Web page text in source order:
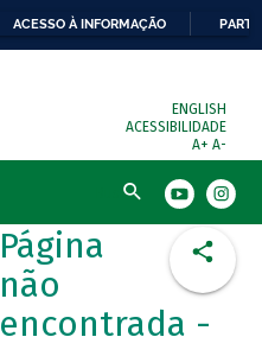
ACESSO À INFORMAÇÃO
ENGLISH
ACESSIBILIDADE
A+ A-
Busca
Página
não
encontrada -